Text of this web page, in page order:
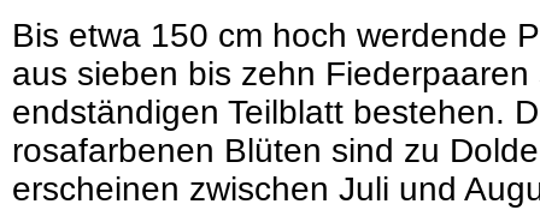
Bis etwa 150 cm hoch werdende
aus sieben bis zehn Fiederpaaren
endständigen Teilblatt bestehen.
rosafarbenen Blüten sind zu
erscheinen zwischen Juli und